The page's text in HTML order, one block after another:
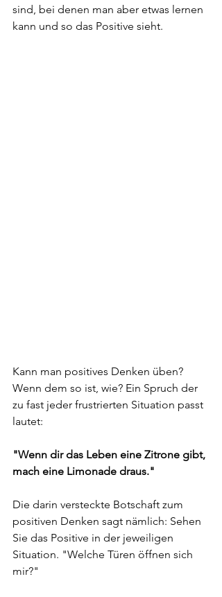
sind, bei denen man aber etwas lernen
kann und so das Positive sieht.
Kann man positives Denken üben?
Wenn dem so ist, wie? Ein Spruch der
zu fast jeder frustrierten Situation passt
lautet:
"Wenn dir das Leben eine Zitrone gibt,
mach eine Limonade draus."
Die darin versteckte Botschaft zum
positiven Denken sagt nämlich: Sehen
Sie das Positive in der jeweiligen
Situation. "Welche Türen öffnen sich
mir?"